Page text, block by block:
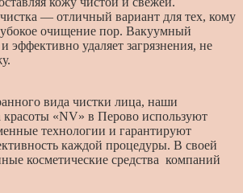
— отличный вариант для тех, кому
очищение пор. Вакуумный
эффективно удаляет загрязнения, не
вида чистки лица, наши
красоты «NV» в Перово используют
технологии и гарантируют
каждой процедуры. В своей
косметические средства компаний